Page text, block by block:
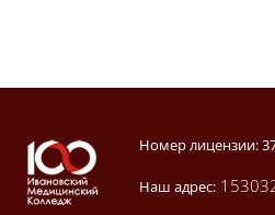
Блоки
Номер лицензии:
Наш адрес: